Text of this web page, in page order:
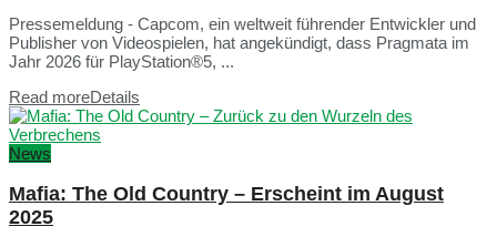
Pressemeldung - Capcom, ein weltweit führender Entwickler und
Publisher von Videospielen, hat angekündigt, dass Pragmata im
Jahr 2026 für PlayStation®5, ...
Read moreDetails
News
Mafia: The Old Country – Erscheint im August
2025